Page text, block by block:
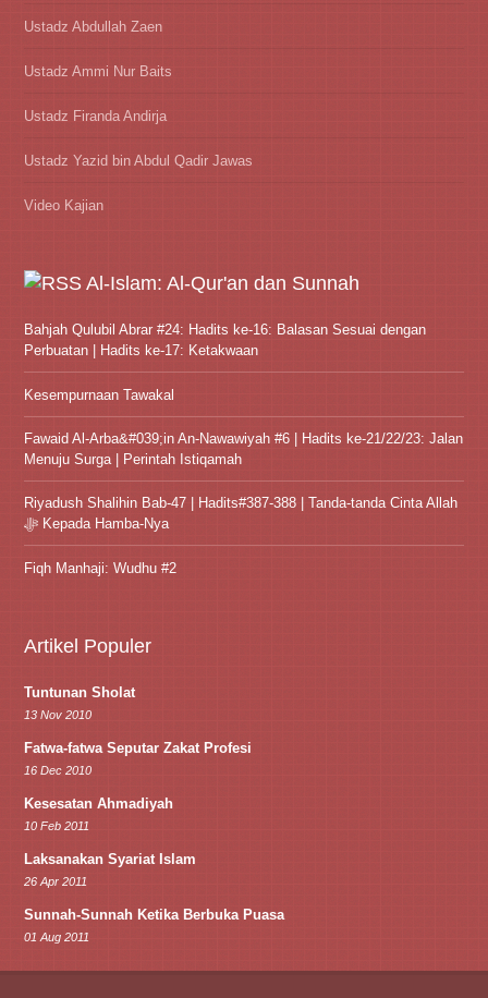
Ustadz Abdullah Zaen
Ustadz Ammi Nur Baits
Ustadz Firanda Andirja
Ustadz Yazid bin Abdul Qadir Jawas
Video Kajian
Al-Islam: Al-Qur'an dan Sunnah
Bahjah Qulubil Abrar #24: Hadits ke-16: Balasan Sesuai dengan
Perbuatan | Hadits ke-17: Ketakwaan
Kesempurnaan Tawakal
Fawaid Al-Arba&#039;in An-Nawawiyah #6 | Hadits ke-21/22/23: Jalan
Menuju Surga | Perintah Istiqamah
Riyadush Shalihin Bab-47 | Hadits#387-388 | Tanda-tanda Cinta Allah
ﷻ Kepada Hamba-Nya
Fiqh Manhaji: Wudhu #2
Artikel Populer
Tuntunan Sholat
13 Nov 2010
Fatwa-fatwa Seputar Zakat Profesi
16 Dec 2010
Kesesatan Ahmadiyah
10 Feb 2011
Laksanakan Syariat Islam
26 Apr 2011
Sunnah-Sunnah Ketika Berbuka Puasa
01 Aug 2011